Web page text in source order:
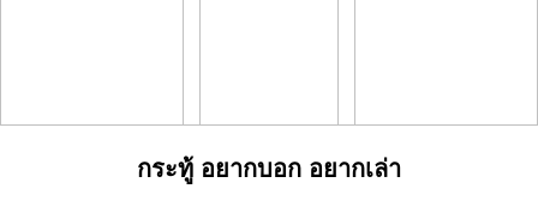
กระทู้ อยากบอก อยากเล่า